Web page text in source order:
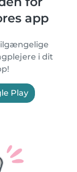
app
i dit
Play